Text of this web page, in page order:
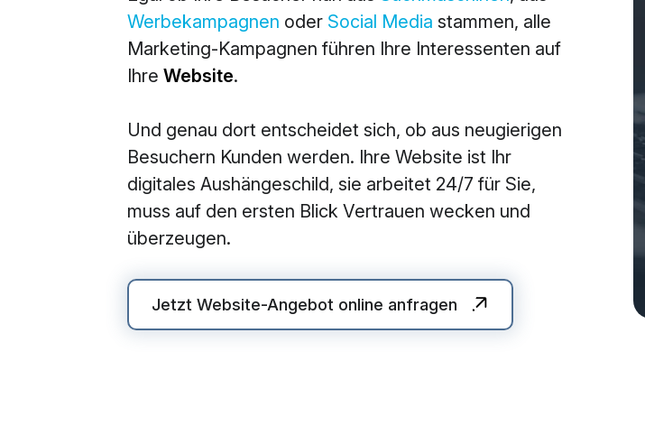
Marketing
Online Werbung (SEA/SMA)
Social Media Marketing (SMM)
E-Mail Marketing
Werbekampagnen oder Social Media stammen, alle
Marketing-Kampagnen führen Ihre Interessenten auf
IhreWebsite.
Und genau dort entscheidet sich, ob aus neugierigen
Besuchern Kunden werden. Ihre Website ist Ihr
digitales Aushängeschild, sie arbeitet 24/7 für Sie,
muss auf den ersten Blick Vertrauen wecken und
überzeugen.
Jetzt Website-Angebot online anfragen